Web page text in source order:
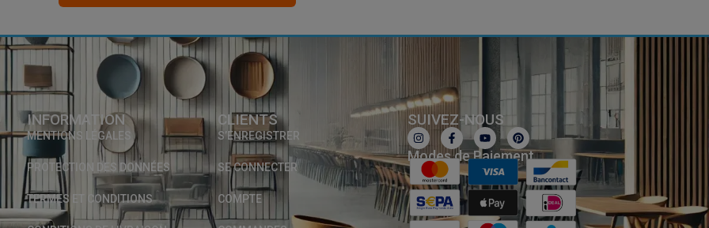
INFORMATION
MENTIONS LÉGALES
PROTECTION DES DONNÉES
TERMES ET CONDITIONS
CLIENTS
S’ENREGISTRER
SE CONNECTER
COMPTE
SUIVEZ-NOUS
Modes de Paiement